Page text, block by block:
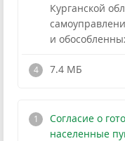
Курганской
и
7.4 МБ
Согласие о
населенные